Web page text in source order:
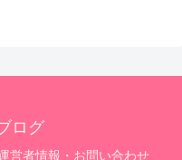
ログ
営者情報・お問い合わせ